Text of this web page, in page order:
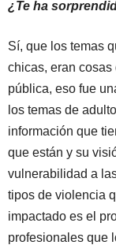
¿Te ha
Sí, que los temas
chicas, eran
pública, eso fue
los temas de
información que
que están y su
vulnerabilidad a
tipos de violencia
impactado es el
profesionales que